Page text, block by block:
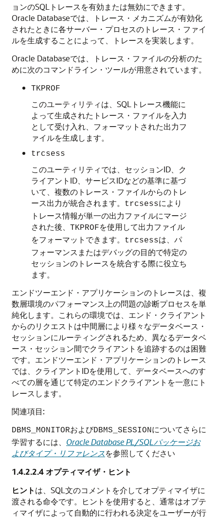
ョンのSQLトレースを有効または無効にできます。
Oracle Databaseでは、トレース・メカニズムが有効化
されたときに各サーバー・プロセスのトレース・ファイ
ルを生成することによって、トレースを実装します。
Oracle Databaseでは、トレース・ファイルの分析のた
めに次のコマンドライン・ツールが用意されています。
TKPROF
このユーティリティは、SQLトレース機能に
よって生成されたトレース・ファイルを入力
として受け入れ、フォーマットされた出力フ
ァイルを生成します。
trcsess
このユーティリティでは、セッションID、ク
ライアントID、サービスIDなどの基準に基づ
いて、複数のトレース・ファイルからのトレ
ース出力が統合されます。
trcsessにより
トレース情報が単一の出力ファイルにマージ
された後、 TKPROFを使用して出力ファイル
をフォーマットできます。
trcsessは、パ
フォーマンスまたはデバッグの目的で特定の
セッションのトレースを統合する際に役立ち
ます。
エンドツーエンド・アプリケーションのトレースは、複
数層環境のパフォーマンス上の問題の診断プロセスを単
純化します。これらの環境では、エンド・クライアント
からのリクエストは中間層により様々なデータベース・
セッションにルーティングされるため、異なるデータベ
ース・セッション間でクライアントを追跡するのは困難
です。エンドツーエンド・アプリケーションのトレース
では、クライアントIDを使用して、データベースへのす
べての層を通じて特定のエンドクライアントを一意にト
レースします。
関連項目:
DBMS_MONITORおよびDBMS_SESSIONについてさらに
学習するには、 Oracle Database PL/SQLパッケージお
よびタイプ・リファレンスを参照してください
1.4.2.2.4 オプティマイザ・ヒント
ヒントは、SQL文のコメントを介してオプティマイザに
渡される命令です。ヒントを使用すると、通常はオプテ
ィマイザによって自動的に行われる決定をユーザーが行